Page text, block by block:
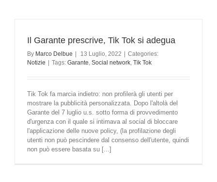
Il Garante prescrive, Tik Tok si adegua
By Marco Delbue 13 Luglio, 2022
Categories:
Notizie
Tags: Garante, Social network, Tik Tok
Tik Tok fa marcia indietro: non profilerà gli utenti per
mostrare la pubblicità personalizzata. Dopo l'altolà del
Garante del 7 luglio u.s. sotto forma di provvedimento
d'urgenza con il quale si intimava al social di bloccare
l'applicazione delle nuove policy, (la profilazione degli
utenti non può pescindere dal consenso dell'utente, quindi
non può essere basata su [...]